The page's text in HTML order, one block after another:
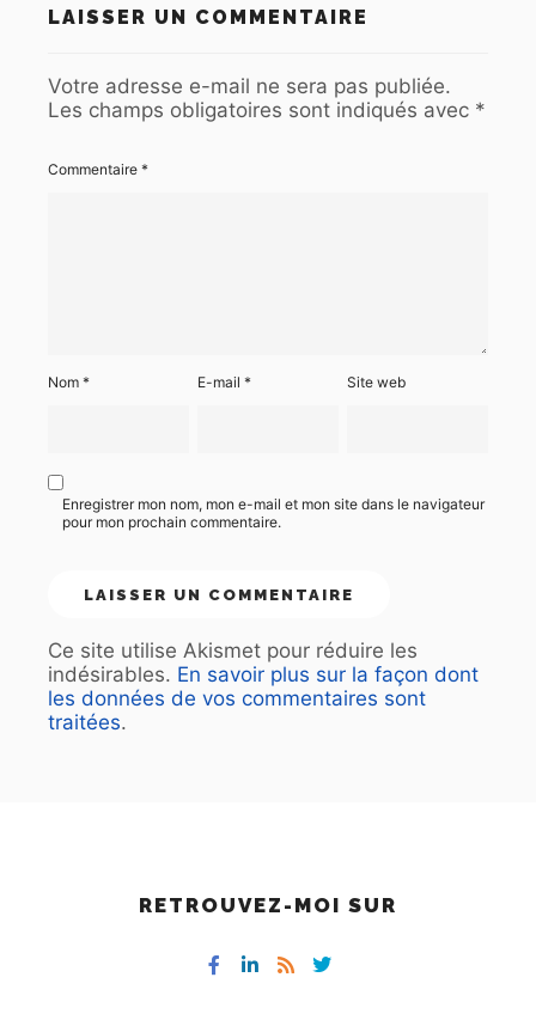
LAISSER UN COMMENTAIRE
Votre adresse e-mail ne sera pas publiée.
Les champs obligatoires sont indiqués avec *
Commentaire *
Nom * E-mail* Site web
Enregistrer mon nom, mon e-mail et mon site dans le navigateur
pour mon prochain commentaire.
Ce site utilise Akismet pour réduire les
indésirables. En savoir plus sur la façon dont
les données de vos commentaires sont
traitées.
RETROUVEZ-MOI SUR